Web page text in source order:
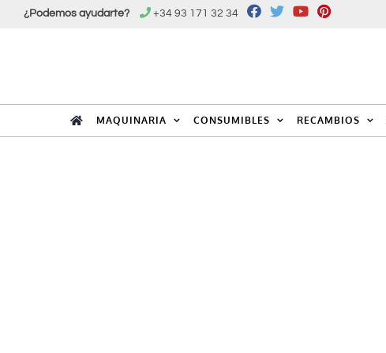
Saltar¿Podemos ayudarte? +34 93 171 32 34
MAQUINARIA CONSUMIBLES RECAMBIOS